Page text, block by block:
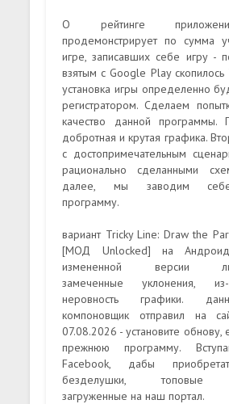
О рейтинге
продемонстрирует по сумма
игре, записавших себе игру -
взятым с Google Play
установка игры определенно
регистратором. Сделаем
качество данной программы.
добротная и крутая графика.
с достопримечательным
рационально сделанными
далее, мы заводим
программу.
вариант Tricky Line: Draw the
[МОД Unlocked] на
измененной версии
замеченные уклонения,
неровность графики.
компоновщик отправил на
07.08.2026 - установите обнову,
прежнюю программу.
Facebook, дабы
безделушки, топовые
загруженные на наш портал.